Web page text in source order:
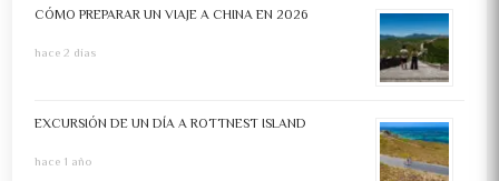
CÓMO PREPARAR UN VIAJE A CHINA EN 2026
hace 2 días
EXCURSIÓN DE UN DÍA A ROTTNEST ISLAND
hace 1 año